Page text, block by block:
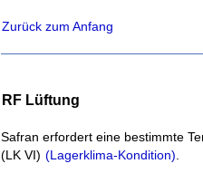
Zurück zum Anfang
RF Lüftung
Safran erfordert eine bestimmte
(LK VI) (Lagerklima-Kondition).